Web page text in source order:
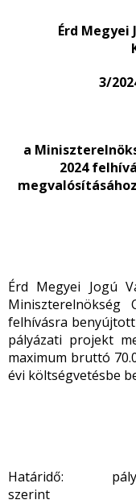
Érd Megyei
3/
a
2024
Érd Megyei Jogú
Miniszterelnökség
felhívásra
pályázati projekt
maximum bruttó
évi költségvetésbe
Határidő:
szerint